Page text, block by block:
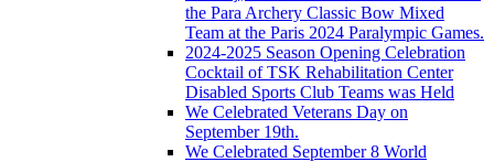
the Para Archery Classic Bow Mixed
Team at the Paris 2024 Paralympic Games.
2024-2025 Season Opening Celebration
Cocktail of TSK Rehabilitation Center
Disabled Sports Club Teams was Held
We Celebrated Veterans Day on
September 19th.
We Celebrated September 8 World